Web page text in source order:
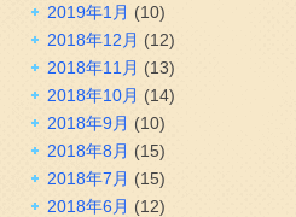
2019年1月 (10)
2018年12月 (12)
2018年11月 (13)
2018年10月 (14)
2018年9月 (10)
2018年8月 (15)
2018年7月 (15)
2018年6月 (12)